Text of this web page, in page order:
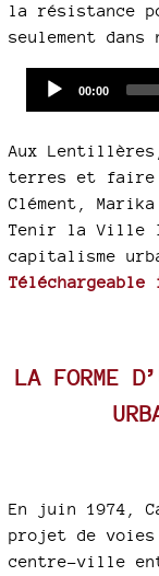
la résistance
seulement dans
Current
00:00
Aux
terres et faire
Clément,
Tenir la Ville
capitalisme
LA FORME
En juin 1974,
projet de
centre-ville